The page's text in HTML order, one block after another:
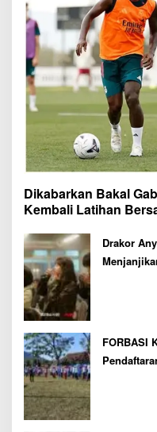
Dikabarkan Bakal
Kembali Latihan
Drakor
FORBASI